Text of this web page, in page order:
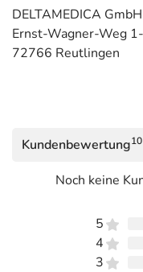
DELTAMEDICA GmbH
Ernst-Wagner-Weg
72766 Reutlingen
Kundenbewertung10
Noch keine
5
4
3